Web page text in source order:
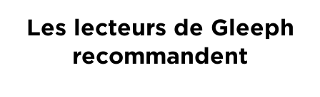
Les lecteurs de Gleeph
recommandent